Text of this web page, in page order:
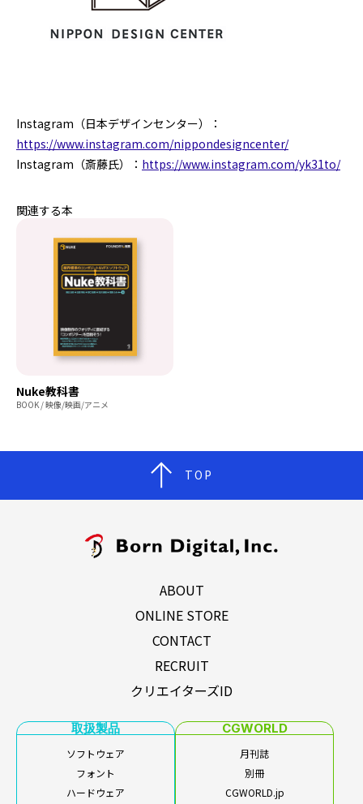
Instagram（日本デザインセンター）：
https://www.instagram.com/nippondesigncenter/
Instagram（斎藤氏）： https://www.instagram.com/yk31to/
関連する本
Nuke教科書
BOOK / 映像/映画/アニメ
TOP
ABOUT
ONLINE STORE
CONTACT
RECRUIT
クリエイターズID
取扱製品
ソフトウェア
フォント
ハードウェア
CGWORLD
月刊誌
別冊
CGWORLD.jp